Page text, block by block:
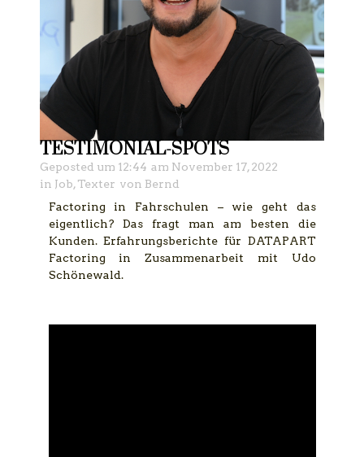
TESTIMONIAL-SPOTS
Geposted um 12:44 am November 17, 2022
in Job,Texter von Bernd
Factoring in Fahrschulen – wie geht das
eigentlich? Das fragt man am besten die
Kunden. Erfahrungsberichte für DATAPART
Factoring in Zusammenarbeit mit Udo
Schönewald.